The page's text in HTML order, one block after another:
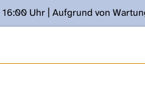
Uhr | Aufgrund von